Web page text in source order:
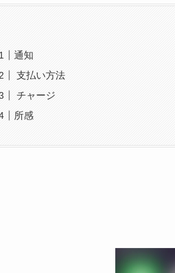
通知
支払い方法
チャージ
所感